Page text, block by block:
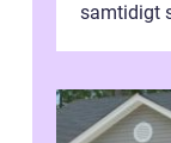
samtidigt